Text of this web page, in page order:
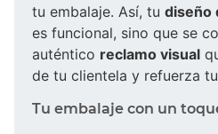
tu embalaje. Así, tu diseño
es funcional, sino que se
auténtico reclamo visual
de tu clientela y refuerza
Tu embalaje con un